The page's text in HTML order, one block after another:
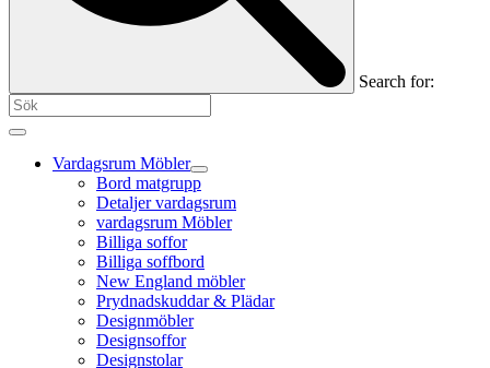
Search for:
Vardagsrum Möbler
Bord matgrupp
Detaljer vardagsrum
vardagsrum Möbler
Billiga soffor
Billiga soffbord
New England möbler
Prydnadskuddar & Plädar
Designmöbler
Designsoffor
Designstolar